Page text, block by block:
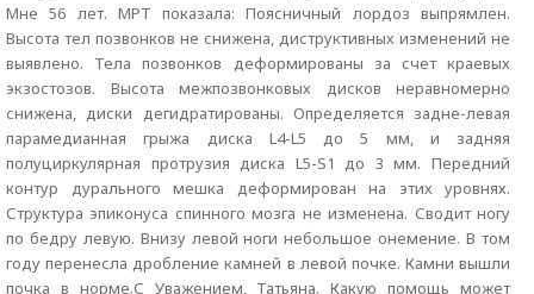
Мне 56 лет. МРТ показала: Поясничный лордоз выпрямлен.
Высота тел позвонков не снижена, диструктивных изменений не
выявлено. Тела позвонков деформированы за счет краевых
экзостозов. Высота межпозвонковых дисков неравномерно
снижена, диски дегидратированы. Определяется задне-левая
парамедианная грыжа диска L4-L5 до 5 мм, и задняя
полуциркулярная протрузия диска L5-S1 до 3 мм. Передний
контур дурального мешка деформирован на этих уровнях.
Структура эпиконуса спинного мозга не изменена. Сводит ногу
по бедру левую. Внизу левой ноги небольшое онемение. В том
году перенесла дробление камней в левой почке. Камни вышли
почка в норме.С Уважением, Татьяна. Какую помощь может